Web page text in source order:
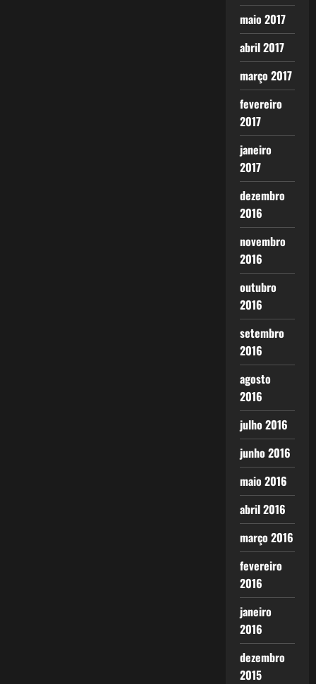
maio 2017
abril 2017
março 2017
fevereiro
2017
janeiro
2017
dezembro
2016
novembro
2016
outubro
2016
setembro
2016
agosto
2016
julho 2016
junho 2016
maio 2016
abril 2016
março 2016
fevereiro
2016
janeiro
2016
dezembro
2015